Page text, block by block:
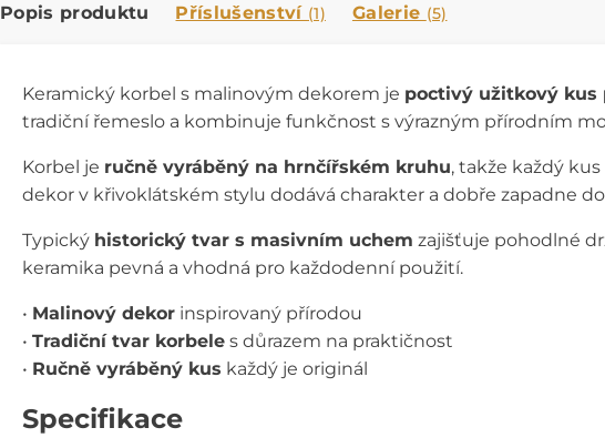
Popis produktu Příslušenství (1) Galerie (5)
Keramický korbel s malinovým dekorem je poctivý užitkový kus
tradiční řemeslo a kombinuje funkčnost s výrazným přírodním
Korbel je ručně vyráběný na hrnčířském kruhu, takže každý
dekor v křivoklátském stylu dodává charakter a dobře zapadne
Typický historický tvar s masivním uchem zajišťuje pohodlné
keramika pevná a vhodná pro každodenní použití.
• Malinový dekor inspirovaný přírodou
• Tradiční tvar korbele s důrazem na praktičnost
• Ručně vyráběný kus každý je originál
Specifikace